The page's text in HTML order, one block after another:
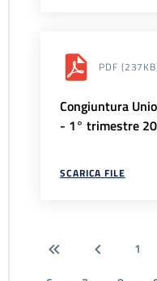
PDF
Congiuntura
- 1° trimestre
SCARICA FILE
1